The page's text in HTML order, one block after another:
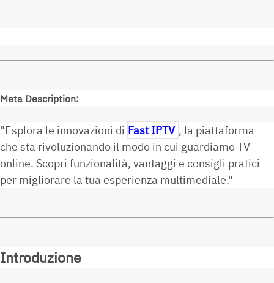
Meta Description:
"Esplora le innovazioni di Fast IPTV , la piattaforma
che sta rivoluzionando il modo in cui guardiamo TV
online. Scopri funzionalità, vantaggi e consigli pratici
per migliorare la tua esperienza multimediale."
Introduzione